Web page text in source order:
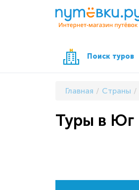
Поиск туров
Главная Страны
Туры в Юг